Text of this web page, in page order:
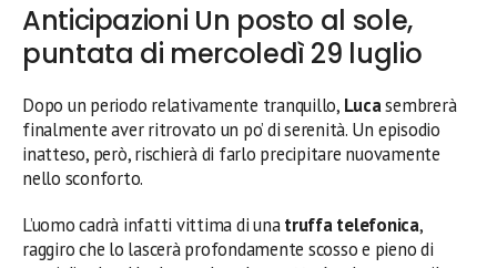
Anticipazioni Un posto al sole,
puntata di mercoledì 29 luglio
Dopo un periodo relativamente tranquillo, Lucasembrerà
finalmente aver ritrovato un po’ di serenità. Un episodio
inatteso, però, rischierà di farlo precipitare nuovamente
nello sconforto.
L’uomo cadrà infatti vittima di unatruffa telefonica,
raggiro che lo lascerà profondamente scosso e pieno di